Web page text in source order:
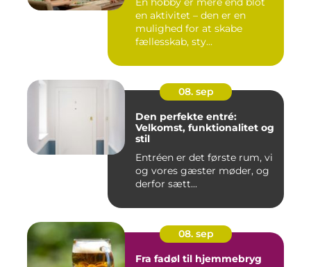
en aktivitet – den er en
mulighed for at skabe
fællesskab, sty...
08. sep
Den perfekte entré:
Velkomst, funktionalitet og
stil
Entréen er det første rum, vi
og vores gæster møder, og
derfor sætt...
08. sep
Fra fadøl til hjemmebryg